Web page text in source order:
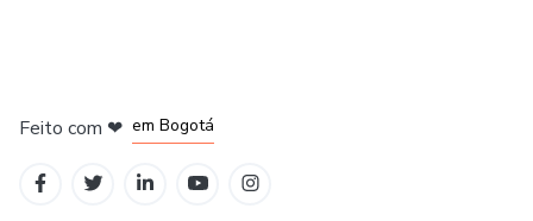
Feito com ❤ em Bogotá